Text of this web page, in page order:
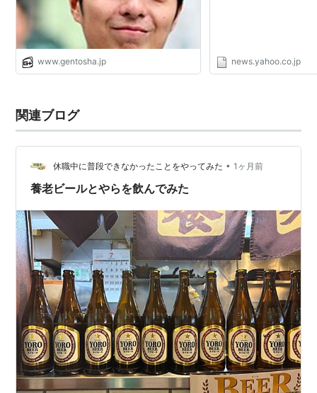
www.gentosha.jp news.yahoo.co.jp
関連ブログ
休職中に普段できなかったことをやってみた • 1ヶ月前
養老ビールとやらを飲んでみた